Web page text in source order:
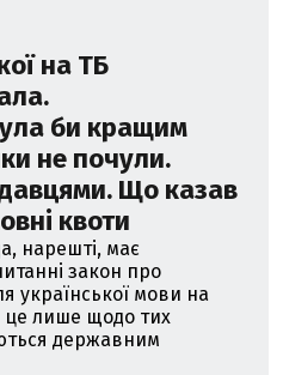
на ТБ
би кращим
не почули.
Що казав
квоти
нарешті, має
закон про
української мови на
це лише щодо тих
державним